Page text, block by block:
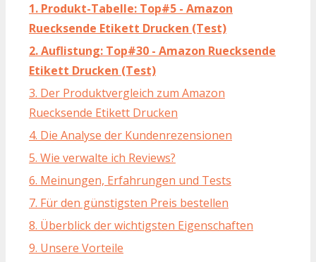
1. Produkt-Tabelle: Top#5 - Amazon
Ruecksende Etikett Drucken (Test)
2. Auflistung: Top#30 - Amazon Ruecksende
Etikett Drucken (Test)
3. Der Produktvergleich zum Amazon
Ruecksende Etikett Drucken
4. Die Analyse der Kundenrezensionen
5. Wie verwalte ich Reviews?
6. Meinungen, Erfahrungen und Tests
7. Für den günstigsten Preis bestellen
8. Überblick der wichtigsten Eigenschaften
9. Unsere Vorteile